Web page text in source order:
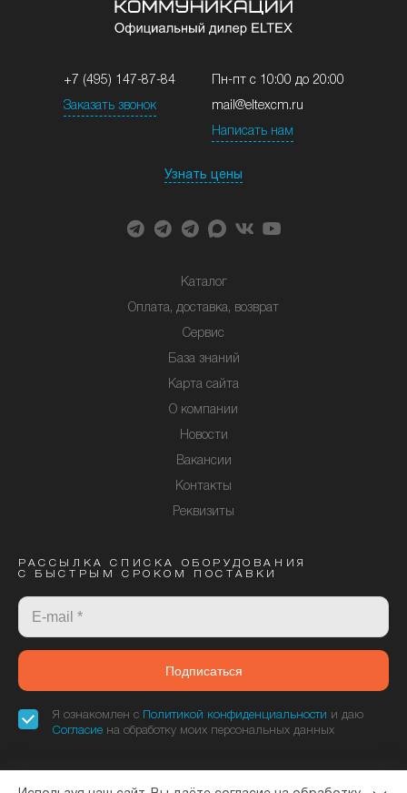
+7 (495) 147-87-84
Заказать звонок
Пн-пт с 10:00 до 20:00
mail@eltexcm.ru
Написать нам
Узнать цены
Каталог
Оплата, доставка, возврат
Сервис
База знаний
Карта сайта
О компании
Новости
Вакансии
Контакты
Реквизиты
РАССЫЛКА СПИСКА ОБОРУДОВАНИЯ
С БЫСТРЫМ СРОКОМ ПОСТАВКИ
Подписаться
Я ознакомлен с Политикой конфиденциальности и даю
Согласие на обработку моих персональных данных